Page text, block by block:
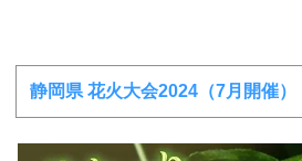
静岡県 花火大会2024（7月開催）